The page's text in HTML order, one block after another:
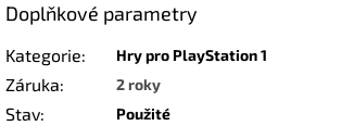
Doplňkové parametry
Kategorie: Hry pro PlayStation 1
Záruka: 2 roky
Stav: Použité